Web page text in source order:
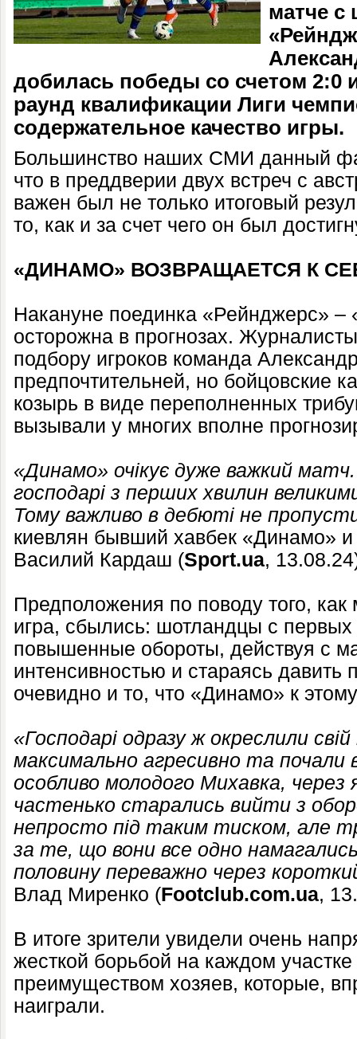
матче с
добилась победы со счетом
раунд квалификации Лиги
содержательное качество игры.
Большинство наших СМИ данный
что в преддверии двух встреч с
важен был не только итоговый
то, как и за счет чего он был
«ДИНАМО» ВОЗВРАЩАЕТСЯ К
Накануне поединка «Рейнджерс»
осторожна в прогнозах.
подбору игроков команда
предпочтительней, но бойцовские
козырь в виде переполненных
вызывали у многих вполне
«Динамо» очікує дуже важкий
господарі з перших хвилин
Тому важливо в дебюті не
киевлян бывший хавбек «Динамо»
Василий Кардаш (Sport.ua,
Предположения по поводу того, как
игра, сбылись: шотландцы с
повышенные обороты, действуя с
интенсивностью и стараясь
очевидно и то, что «Динамо» к
«Господарі одразу ж окреслили
максимально агресивно та почали
особливо молодого Михавка, через
частенько старались вийти з
непросто під таким тиском, але
за те, що вони все одно
половину переважно через
Влад Миренко (Footclub.com.ua,
В итоге зрители увидели очень
жесткой борьбой на каждом
преимуществом хозяев, которые,
наиграли.